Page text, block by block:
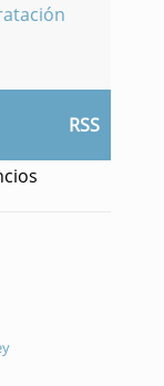
RSS